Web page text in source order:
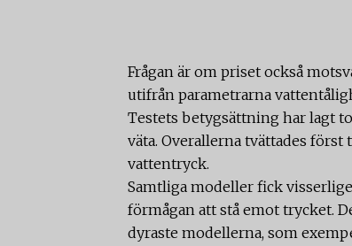
Frågan är om priset också
utifrån parametrarna
Testets betygsättning har lagt
väta. Overallerna tvättades
vattentryck.
Samtliga modeller fick
förmågan att stå emot trycket.
dyraste modellerna, som